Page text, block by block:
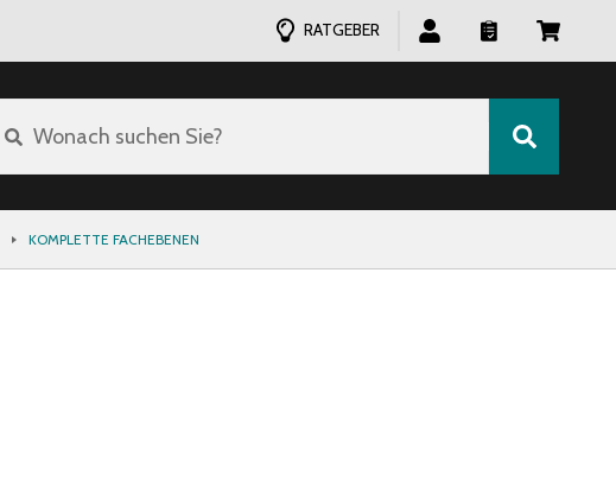
RATGEBER
Wonach suchen Sie?
KOMPLETTE FACHEBENEN